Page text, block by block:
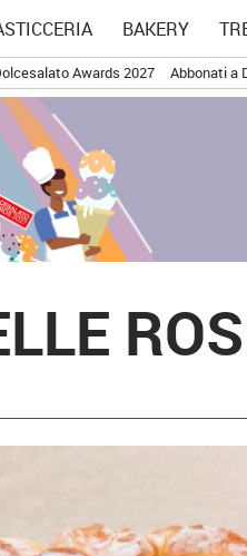
BAKERY
Awards 2027 Abbonati a